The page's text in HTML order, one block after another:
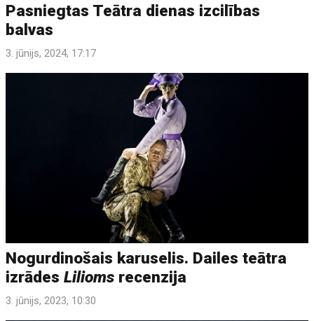
Pasniegtas Teātra dienas izcilības
balvas
3. jūnijs, 2024, 17:17
Nogurdinošais karuselis. Dailes teātra
izrādesLilioms recenzija
3. jūnijs, 2023, 10:30